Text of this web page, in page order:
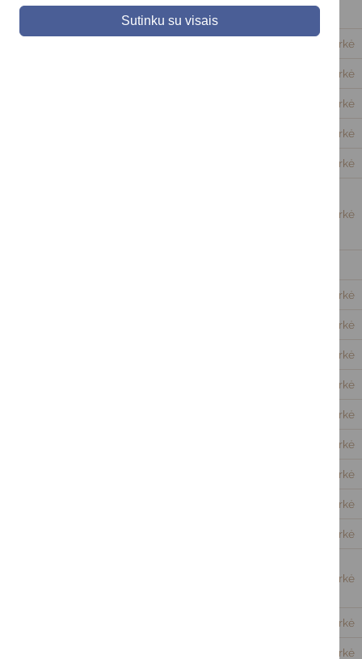
Sutinku su visais
Darbotvarkė
Darbotvarkė
Darbotvarkė
Darbotvarkė
Darbotvarkė
Darbotvarkė
Darbotvarkė
Darbotvarkė
Darbotvarkė
Darbotvarkė
Darbotvarkė
Darbotvarkė
Darbotvarkė
Darbotvarkė
Darbotvarkė
Darbotvarkė
Darbotvarkė
Darbotvarkė